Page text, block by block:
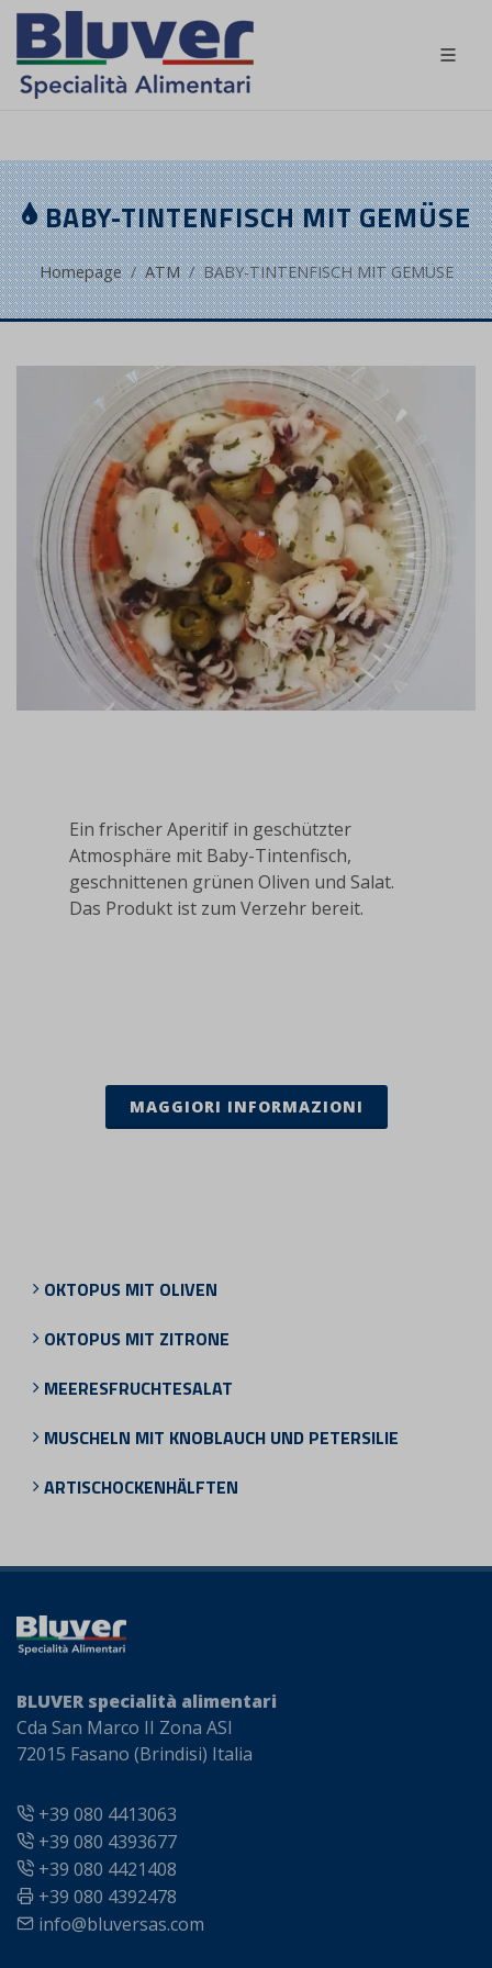
DE
BABY-TINTENFISCH MIT GEMÜSE
Homepage ATM BABY-TINTENFISCH MIT GEMÜSE
Ein frischer Aperitif in geschützter
Atmosphäre mit Baby-Tintenfisch,
geschnittenen grünen Oliven und Salat.
Das Produkt ist zum Verzehr bereit.
MAGGIORI INFORMAZIONI
OKTOPUS MIT OLIVEN
OKTOPUS MIT ZITRONE
MEERESFRUCHTESALAT
MUSCHELN MIT KNOBLAUCH UND PETERSILIE
ARTISCHOCKENHÄLFTEN
BLUVER specialità alimentari
Cda San Marco II Zona ASI
72015 Fasano (Brindisi) Italia
+39 080 4413063
+39 080 4393677
+39 080 4421408
+39 080 4392478
info@bluversas.com